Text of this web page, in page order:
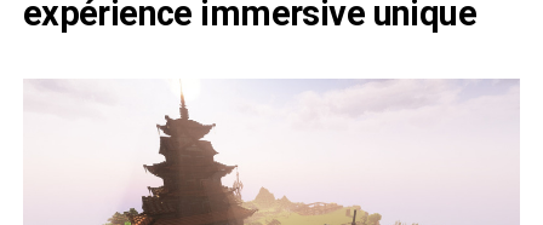
expérience immersive unique